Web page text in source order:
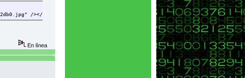
/></p>
En línea